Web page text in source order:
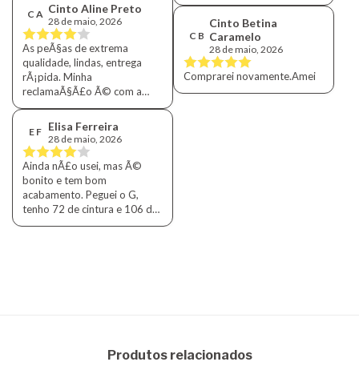
C A Cinto Aline Preto
28 de maio, 2026
As peÃ§as de extrema
qualidade, lindas, entrega
rÃ¡pida. Minha
reclamaÃ§Ã£o Ã© com a
modelagem das calÃ§as
Roberta, era mais larga no
quadril no formato cenoura,
as novas o formato Ã© mais
reto e estreito no quadril.
Precisei trocar para um M e
talvez p/ G.
E F Elisa Ferreira
28 de maio, 2026
Ainda nÃ£o usei, mas Ã©
bonito e tem bom
acabamento. Peguei o G,
tenho 72 de cintura e 106 de
quadril. Deu certinho.
C B
Cinto Betina
Caramelo
28 de maio, 2026
Comprarei novamente.Amei
Produtos relacionados